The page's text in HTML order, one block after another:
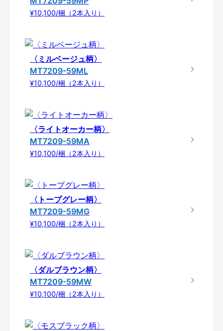
¥10,100/梱（2本入り）
〈ミルベージュ柄〉
MT7209-59ML
¥10,100/梱（2本入り）
〈ライトオーカー柄〉
MT7209-59MA
¥10,100/梱（2本入り）
〈トープグレー柄〉
MT7209-59MG
¥10,100/梱（2本入り）
〈ダルブラウン柄〉
MT7209-59MW
¥10,100/梱（2本入り）